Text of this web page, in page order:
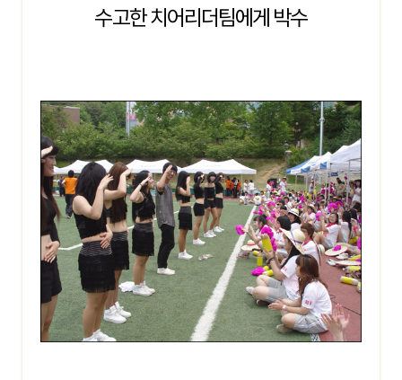
수고한 치어리더팀에게 박수